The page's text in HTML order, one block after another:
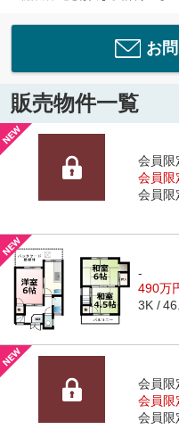
お
販売物件一覧
会員限
会員限
会員限
-
490万
3K
会員限
会員限
会員限